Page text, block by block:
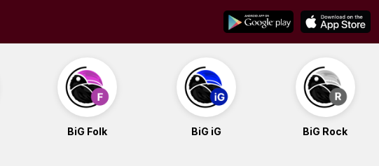
BiG Folk BiG iG BiG Rock